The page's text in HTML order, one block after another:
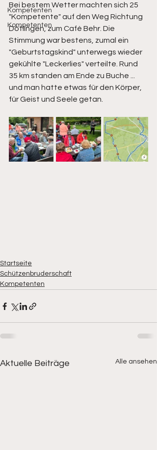
Kompetenten
Kompetenten
Bei bestem Wetter machten sich 25
"Kompetente" auf den Weg Richtung
Dötlingen, zum Café Behr. Die
Stimmung war bestens, zumal ein
"Geburtstagskind" unterwegs wieder
gekühlte "Leckerlies" verteilte. Rund
35 km standen am Ende zu Buche ...
und man hatte etwas für den Körper,
für Geist und Seele getan.
Startseite
Schützenbruderschaft
Kompetenten
Aktuelle Beiträge Alle ansehen